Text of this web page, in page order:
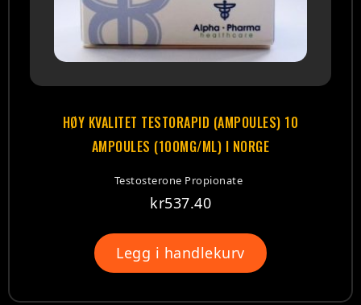
HØY KVALITET TESTORAPID (AMPOULES) 10
AMPOULES (100MG/ML) I NORGE
Testosterone Propionate
kr537.40
Legg i handlekurv